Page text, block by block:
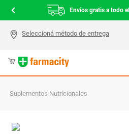
Envíos gratis a todo
Suplementos Nutricionales